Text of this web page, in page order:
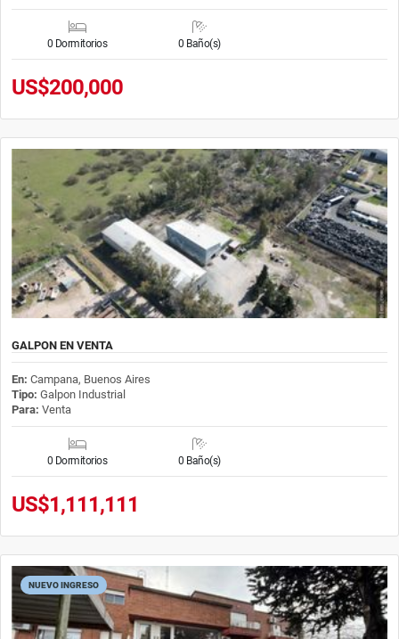
0 Dormitorios 0 Baño(s)
US$200,000
GALPON EN VENTA
En: Campana, Buenos Aires
Tipo: Galpon Industrial
Para: Venta
0 Dormitorios 0 Baño(s)
US$1,111,111
NUEVO INGRESO